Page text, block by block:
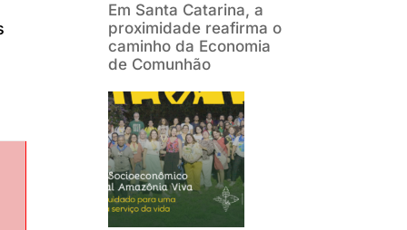
Em Santa Catarina, a
proximidade reafirma o
caminho da Economia
de Comunhão